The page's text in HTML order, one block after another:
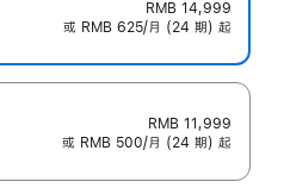
RMB 14,999
或 RMB 625/月 (24 期) 起
RMB 11,999
或 RMB 500/月 (24 期) 起